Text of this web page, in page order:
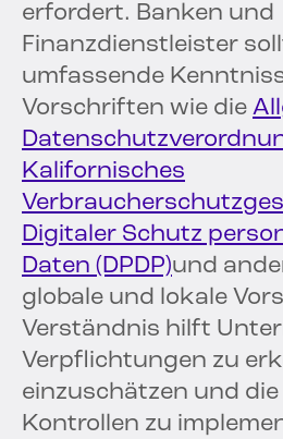
erfordert. Banken und
Finanzdienstleister
umfassende
Vorschriften wie die
Kalifornisches
Digitaler Schutz
Daten (DPDP)und
globale und lokale
Verständnis hilft
Verpflichtungen zu
einzuschätzen und
Kontrollen zu